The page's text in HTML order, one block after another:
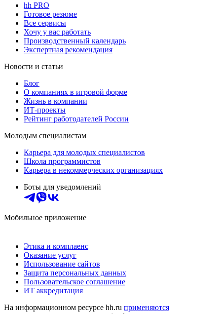
hh PRO
Готовое резюме
Все сервисы
Хочу у вас работать
Производственный календарь
Экспертная рекомендация
Новости и статьи
Блог
О компаниях в игровой форме
Жизнь в компании
ИТ-проекты
Рейтинг работодателей России
Молодым специалистам
Карьера для молодых специалистов
Школа программистов
Карьера в некоммерческих организациях
Боты для уведомлений
Мобильное приложение
Этика и комплаенс
Оказание услуг
Использование сайтов
Защита персональных данных
Пользовательское соглашение
ИТ аккредитация
На информационном ресурсе hh.ru применяются